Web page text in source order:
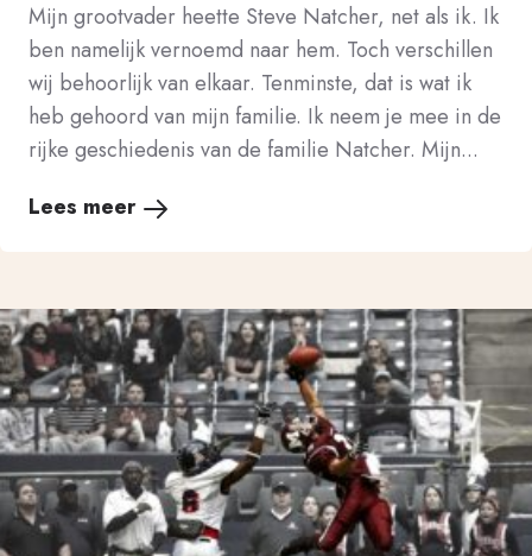
Mijn grootvader heette Steve Natcher, net als ik. Ik
ben namelijk vernoemd naar hem. Toch verschillen
wij behoorlijk van elkaar. Tenminste, dat is wat ik
heb gehoord van mijn familie. Ik neem je mee in de
rijke geschiedenis van de familie Natcher. Mijn...
Lees meer